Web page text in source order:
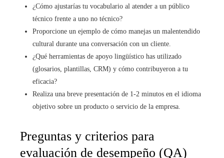
¿Cómo ajustarías tu vocabulario al atender a un público
técnico frente a uno no técnico?
Proporcione un ejemplo de cómo manejas un malentendido
cultural durante una conversación con un cliente.
¿Qué herramientas de apoyo lingüístico has utilizado
(glosarios, plantillas, CRM) y cómo contribuyeron a tu
eficacia?
Realiza una breve presentación de 1-2 minutos en el idioma
objetivo sobre un producto o servicio de la empresa.
Preguntas y criterios para
evaluación de desempeño (QA)